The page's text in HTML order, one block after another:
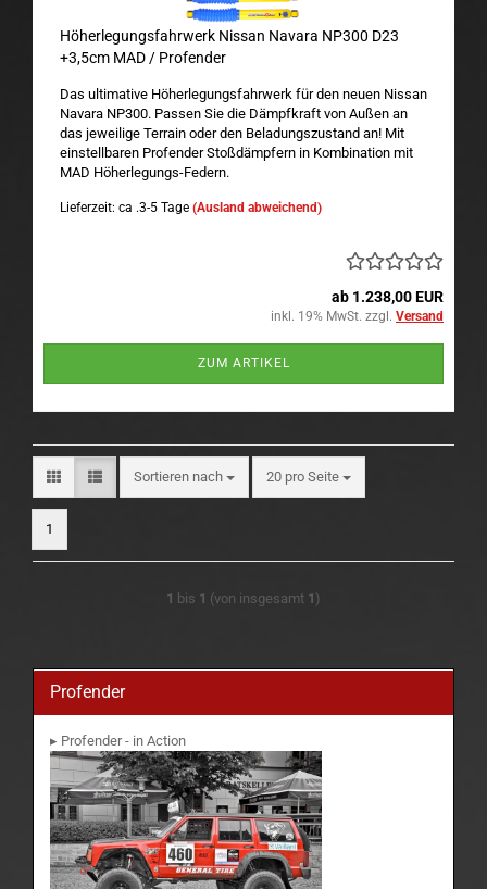
Höherlegungsfahrwerk Nissan Navara NP300 D23
+3,5cm MAD / Profender
Das ultimative Höherlegungsfahrwerk für den neuen Nissan
Navara NP300. Passen Sie die Dämpfkraft von Außen an
das jeweilige Terrain oder den Beladungszustand an! Mit
einstellbaren Profender Stoßdämpfern in Kombination mit
MAD Höherlegungs-Federn.
Lieferzeit: ca .3-5 Tage (Ausland abweichend)
ab 1.238,00 EUR
inkl. 19% MwSt. zzgl. Versand
ZUM ARTIKEL
Sortieren nach
Sortieren nach 20 pro Seite
pro Seite
1
1 bis 1 (von insgesamt 1 )
Profender
▸ Profender - in Action